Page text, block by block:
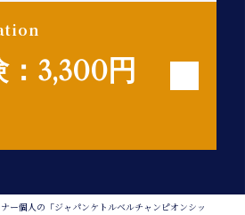
3,300円
ー個人の「ジャパンケトルベルチャンピオンシッ